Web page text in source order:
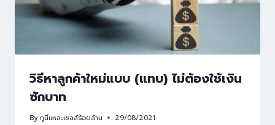
วิธีหาลูกค้าใหม่แบบ (แทบ) ไม่ต้องใช้เงิน
ซักบาท
Byกูนี่แหละเซลล์ร้อยล้าน 29/08/2021